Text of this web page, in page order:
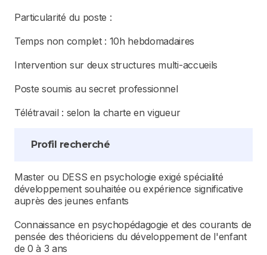
Particularité du poste :
Temps non complet : 10h hebdomadaires
Intervention sur deux structures multi-accueils
Poste soumis au secret professionnel
Télétravail : selon la charte en vigueur
Profil recherché
Master ou DESS en psychologie exigé spécialité
développement souhaitée ou expérience significative
auprès des jeunes enfants
Connaissance en psychopédagogie et des courants de
pensée des théoriciens du développement de l'enfant
de 0 à 3 ans